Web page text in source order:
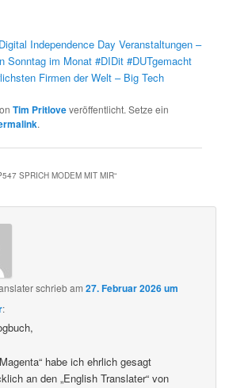
Digital Independence Day Veranstaltungen –
Sonntag im Monat #DIDit #DUTgemacht
Firmen der Welt – Big Tech
Tim Pritloveveröffentlicht. Setze ein
.
SPRICH MODEM MIT MIR“
schriebam27. Februar 2026 um
:
habe ich ehrlich gesagt
an den „English Translater“ von